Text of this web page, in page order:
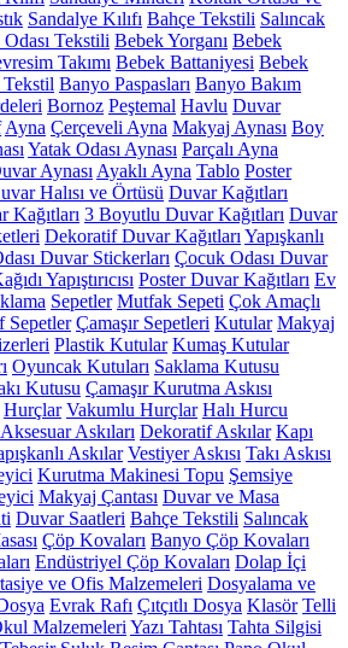
Sandalye Kılıfı Bahçe Tekstili Salıncak
Tekstili Bebek Yorganı Bebek
Takımı Bebek Battaniyesi Bebek
Banyo Paspasları Banyo Bakım
Bornoz Peştemal Havlu Duvar
Ayna Çerçeveli Ayna Makyaj Aynası Boy
Yatak Odası Aynası Parçalı Ayna
Aynası Ayaklı Ayna Tablo Poster
Halısı ve Örtüsü Duvar Kağıtları
Kağıtları 3 Boyutlu Duvar Kağıtları Duvar
Dekoratif Duvar Kağıtları Yapışkanlı
Duvar Stickerları Çocuk Odası Duvar
Yapıştırıcısı Poster Duvar Kağıtları Ev
Sepetler Mutfak Sepeti Çok Amaçlı
Sepetler Çamaşır Sepetleri Kutular Makyaj
Plastik Kutular Kumaş Kutular
Oyuncak Kutuları Saklama Kutusu
Kutusu Çamaşır Kurutma Askısı
Hurçlar Vakumlu Hurçlar Halı Hurcu
Askıları Dekoratif Askılar Kapı
Askılar Vestiyer Askısı Takı Askısı
Kurutma Makinesi Topu Şemsiye
Makyaj Çantası Duvar ve Masa
Duvar Saatleri Bahçe Tekstili Salıncak
Çöp Kovaları Banyo Çöp Kovaları
Endüstriyel Çöp Kovaları Dolap İçi
ve Ofis Malzemeleri Dosyalama ve
Evrak Rafı Çıtçıtlı Dosya Klasör Telli
Malzemeleri Yazı Tahtası Tahta Silgisi